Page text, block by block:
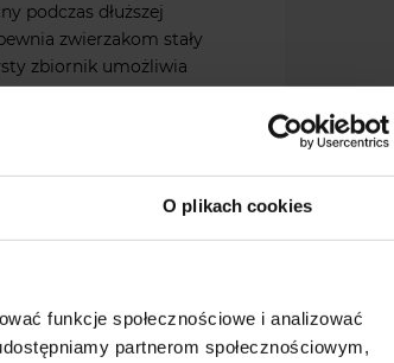
O plikach cookies
funkcje społecznościowe i analizować
partnerom społecznościowym,
podczas dłuższej
zwierzakom stały
zbiornik umożliwia